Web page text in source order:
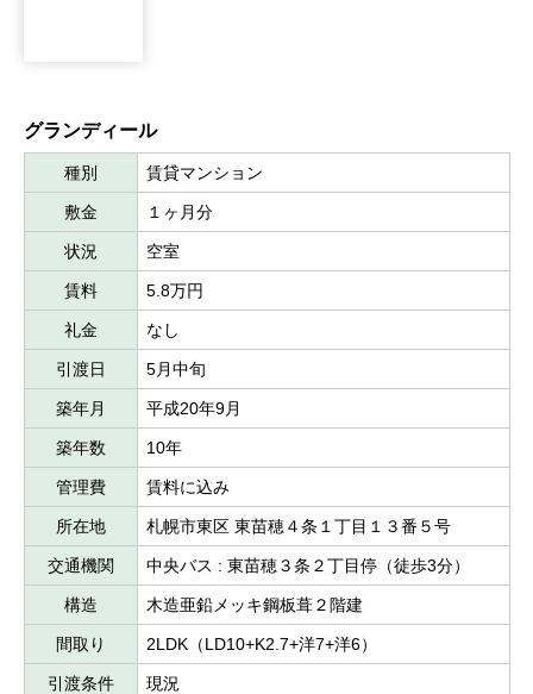
グランディール
種別 賃貸マンション
敷金 １ヶ月分
状況 空室
賃料 5.8万円
礼金 なし
引渡日 5月中旬
築年月 平成20年9月
築年数 10年
管理費 賃料に込み
所在地 札幌市東区 東苗穂４条１丁目１３番５号
交通機関 中央バス : 東苗穂３条２丁目停（徒歩3分）
構造 木造亜鉛メッキ鋼板葺２階建
間取り 2LDK（LD10+K2.7+洋7+洋6）
引渡条件 現況